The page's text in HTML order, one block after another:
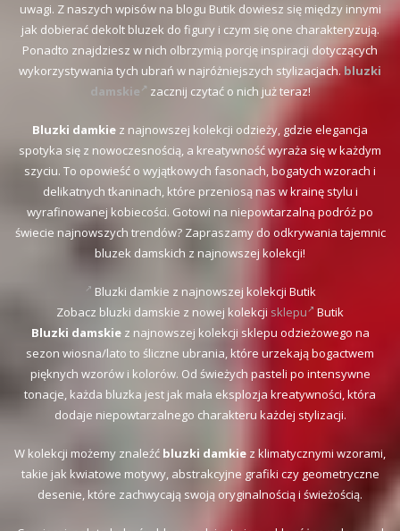
uwagi. Z naszych wpisów na blogu Butik dowiesz się między innymi
jak dobierać dekolt bluzek do figury i czym się one charakteryzują.
Ponadto znajdziesz w nich olbrzymią porcję inspiracji dotyczących
wykorzystywania tych ubrań w najróżniejszych stylizacjach.bluzki
damskie
zacznij czytać o nich już teraz!
Bluzki damkie z najnowszej kolekcji odzieży, gdzie elegancja
spotyka się z nowoczesnością, a kreatywność wyraża się w każdym
szyciu. To opowieść o wyjątkowych fasonach, bogatych wzorach i
delikatnych tkaninach, które przeniosą nas w krainę stylu i
wyrafinowanej kobiecości. Gotowi na niepowtarzalną podróż po
świecie najnowszych trendów? Zapraszamy do odkrywania tajemnic
bluzek damskich z najnowszej kolekcji!
Bluzki damkie z najnowszej kolekcji Butik
Zobacz bluzki damskie z nowej kolekcji sklepu
Butik
Bluzki damskiez najnowszej kolekcji sklepu odzieżowego na
sezon wiosna/lato to śliczne ubrania, które urzekają bogactwem
pięknych wzorów i kolorów. Od świeżych pasteli po intensywne
tonacje, każda bluzka jest jak mała eksplozja kreatywności, która
dodaje niepowtarzalnego charakteru każdej stylizacji.
W kolekcji możemy znaleźć bluzki damkie z klimatycznymi wzorami,
takie jak kwiatowe motywy, abstrakcyjne grafiki czy geometryczne
desenie, które zachwycają swoją oryginalnością i świeżością.